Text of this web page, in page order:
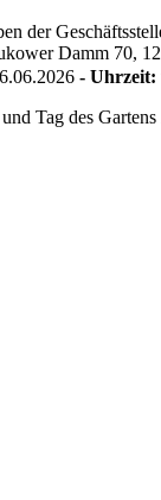
der
Damm 70,
- Uhrzeit:
Tag des